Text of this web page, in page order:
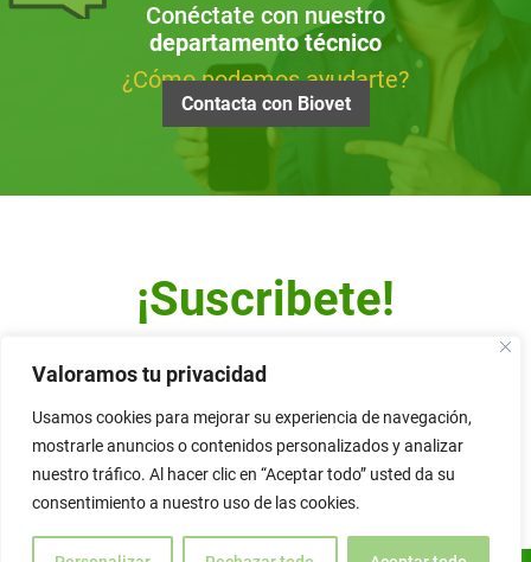
Valoramos tu privacidad
Usamos cookies para mejorar su experiencia de navegación,
mostrarle anuncios o contenidos personalizados y analizar
nuestro tráfico. Al hacer clic en “Aceptar todo” usted da su
consentimiento a nuestro uso de las cookies.
Conéctate con nuestro
departamento técnico
¿Cómo podemos ayudarte?
Contacta con Biovet
¡Suscribete!
Escribe tu dirección de correo y recibe nuestro Newsletter.
Alternative: